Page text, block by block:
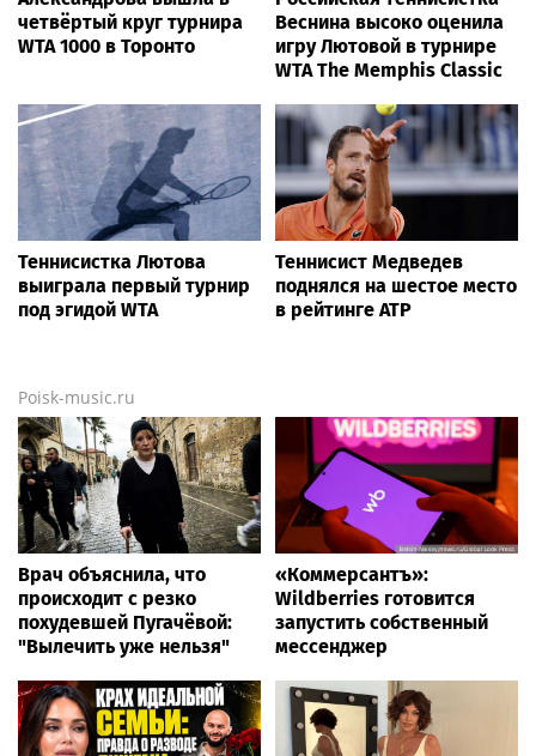
четвёртый круг турнира
WTA 1000 в Торонто
Веснина высоко оценила
игру Лютовой в турнире
WTA The Memphis Classic
Теннисистка Лютова
выиграла первый турнир
под эгидой WTA
Теннисист Медведев
поднялся на шестое место
в рейтинге ATP
Poisk-music.ru
Врач объяснила, что
происходит с резко
похудевшей Пугачёвой:
"Вылечить уже нельзя"
«Коммерсантъ»:
Wildberries готовится
запустить собственный
мессенджер